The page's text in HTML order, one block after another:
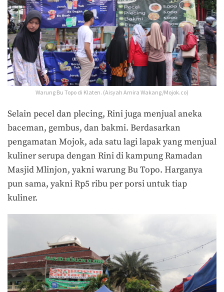
Warung Bu Topo di Klaten. (Aisyah Amira Wakang/Mojok.co)
Selain pecel dan plecing, Rini juga menjual aneka
baceman, gembus, dan bakmi. Berdasarkan
pengamatan Mojok, ada satu lagi lapak yang menjual
kuliner serupa dengan Rini di kampung Ramadan
Masjid Mlinjon, yakni warung Bu Topo. Harganya
pun sama, yakni Rp5 ribu per porsi untuk tiap
kuliner.